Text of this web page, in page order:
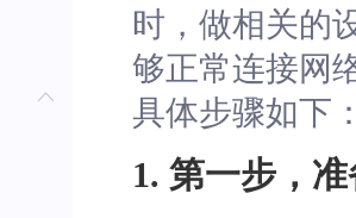
时，做相关的
够正常连接网
具体步骤如下
1. 第一步，